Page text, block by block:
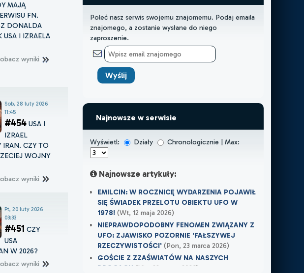
MAJĄ
FN.
DONALDA
USA I IZRAELA
wyniki
Sob, 28 luty 2026
11:45
#454 USA I
IZRAEL
IRAN. CZY TO
WOJNY
wyniki
Pt, 20 luty 2026
03:33
#451 CZY
USA
W 2026?
wyniki
Poleć nasz serwis swojemu znajomemu. Podaj emaila
znajomego, a zostanie wysłane do niego
zaproszenie.
Najnowsze w serwisie
Wyświetl: Działy Chronologicznie | Max:
Najnowsze artykuły:
EMILCIN: W ROCZNICĘ WYDARZENIA POJAWIŁ
SIĘ ŚWIADEK PRZELOTU OBIEKTU UFO W
1978!(Wt, 12 maja 2026)
NIEPRAWDOPODOBNY FENOMEN ZWIĄZANY Z
UFO: ZJAWISKO POZORNIE 'FAŁSZYWEJ
RZECZYWISTOŚCI'(Pon, 23 marca 2026)
GOŚCIE Z ZZAŚWIATÓW NA NASZYCH
DROGACH (Nie, 22 marca 2026)